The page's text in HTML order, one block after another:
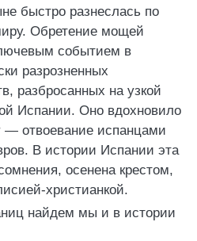
быстро разнеслась по
Обретение мощей
событием в
разрозненных
разбросанных на узкой
Испании. Оно вдохновило
— отвоевание испанцами
В истории Испании эта
осенена крестом,
христианкой.
найдем мы и в истории